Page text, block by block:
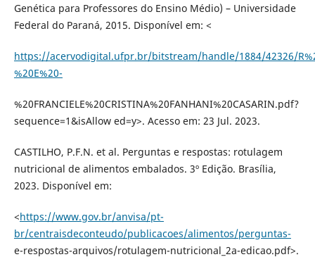
Genética para Professores do Ensino Médio) – Universidade
Federal do Paraná, 2015. Disponível em: <
https://acervodigital.ufpr.br/bitstream/handle/1884/42326/
%20E%20-
%20FRANCIELE%20CRISTINA%20FANHANI%20CASARIN.pdf?
sequence=1&isAllow ed=y>. Acesso em: 23 Jul. 2023.
CASTILHO, P.F.N. et al. Perguntas e respostas: rotulagem
nutricional de alimentos embalados. 3º Edição. Brasília,
2023. Disponível em:
<https://www.gov.br/anvisa/pt-
br/centraisdeconteudo/publicacoes/alimentos/perguntas-
e-respostas-arquivos/rotulagem-nutricional_2a-edicao.pdf>.